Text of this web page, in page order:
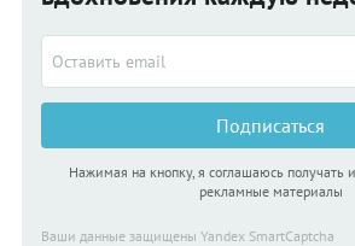
Подписаться
Нажимая на кнопку, я соглашаюсь
рекламные материалы
Ваши данные защищены Yandex SmartCaptcha